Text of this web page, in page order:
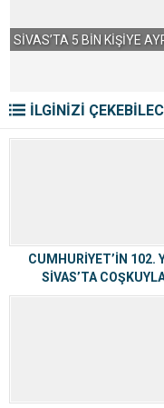
İLGİNİZİ
CUMHURİYET’İN 102.
SİVAS’TA
KUTLANDI